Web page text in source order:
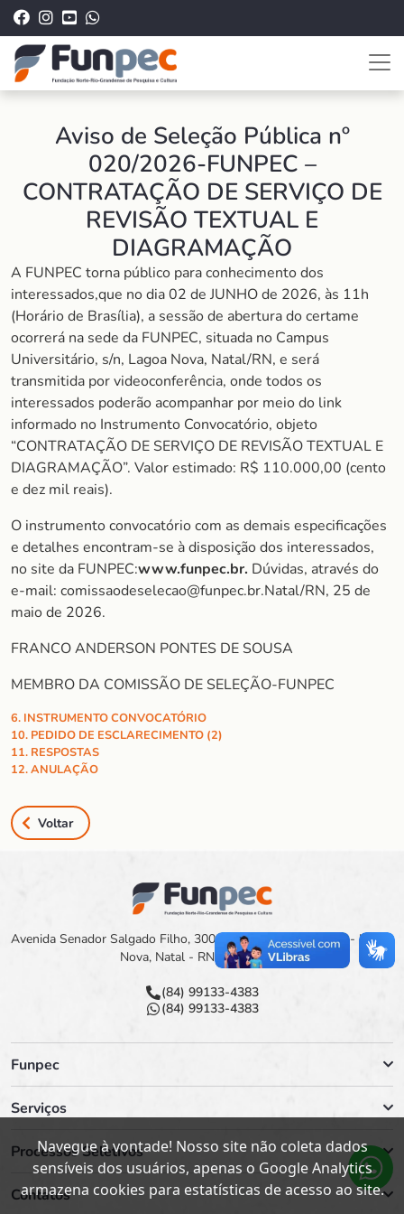
Aviso de Seleção Pública nº
020/2026-FUNPEC –
CONTRATAÇÃO DE SERVIÇO DE
REVISÃO TEXTUAL E
DIAGRAMAÇÃO
A FUNPEC torna público para conhecimento dos
interessados,que no dia 02 de JUNHO de 2026, às 11h
(Horário de Brasília), a sessão de abertura do certame
ocorrerá na sede da FUNPEC, situada no Campus
Universitário, s/n, Lagoa Nova, Natal/RN, e será
transmitida por videoconferência, onde todos os
interessados poderão acompanhar por meio do link
informado no Instrumento Convocatório, objeto
“CONTRATAÇÃO DE SERVIÇO DE REVISÃO TEXTUAL E
DIAGRAMAÇÃO”. Valor estimado: R$ 110.000,00 (cento
e dez mil reais).
O instrumento convocatório com as demais especificações
e detalhes encontram-se à disposição dos interessados,
no site da FUNPEC:www.funpec.br. Dúvidas, através do
e-mail: comissaodeselecao@funpec.br.Natal/RN, 25 de
maio de 2026.
FRANCO ANDERSON PONTES DE SOUSA
MEMBRO DA COMISSÃO DE SELEÇÃO-FUNPEC
6. INSTRUMENTO CONVOCATÓRIO
10. PEDIDO DE ESCLARECIMENTO (2)
11. RESPOSTAS
12. ANULAÇÃO
Voltar
Avenida Senador Salgado Filho, 3000 Campus Universitário - Lagoa
Nova, Natal - RN, 59078-900
(84) 99133-4383
(84) 99133-4383
Funpec
Serviços
Processos Seletivos
Contatos
Navegue à vontade! Nosso site não coleta dados
sensíveis dos usuários, apenas o Google Analytics
armazena cookies para estatísticas de acesso ao site.